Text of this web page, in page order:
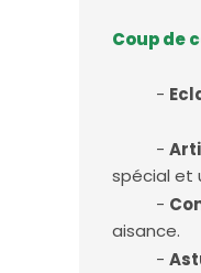
Coup de
- E
-
spécial et
-
aisance.
-